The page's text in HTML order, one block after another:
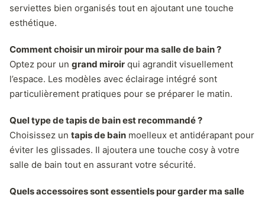
serviettes bien organisés tout en ajoutant une touche
esthétique.
Comment choisir un miroir pour ma salle de bain ?
Optez pour un grand miroir qui agrandit visuellement
l’espace. Les modèles avec éclairage intégré sont
particulièrement pratiques pour se préparer le matin.
Quel type de tapis de bain est recommandé ?
Choisissez un tapis de bain moelleux et antidérapant pour
éviter les glissades. Il ajoutera une touche cosy à votre
salle de bain tout en assurant votre sécurité.
Quels accessoires sont essentiels pour garder ma salle